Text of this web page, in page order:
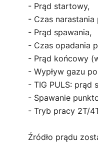
- Prąd startowy,
- Czas narastania
- Prąd spawania,
- Czas opadania
- Prąd końcowy
- Wypływ gazu
- TIG PULS: prąd
- Spawanie
- Tryb pracy 2T/
Źródło prądu